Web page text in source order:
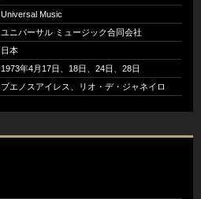
Universal Music
ユニバーサル ミュージック合同会社
日本
1973年4月17日、18日、24日、28日
ブエノスアイレス、リオ・デ・ジャネイロ